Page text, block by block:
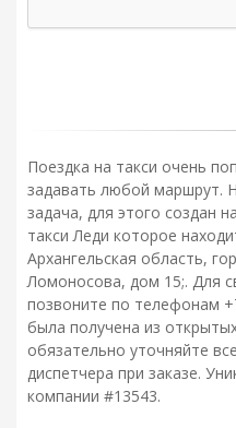
Поездка на такси очень
задавать любой маршрут.
задача, для этого создан
такси Леди которое
Архангельская область,
Ломоносова, дом 15;. Для
позвоните по телефонам
была получена из
обязательно уточняйте
диспетчера при заказе.
компании #13543.